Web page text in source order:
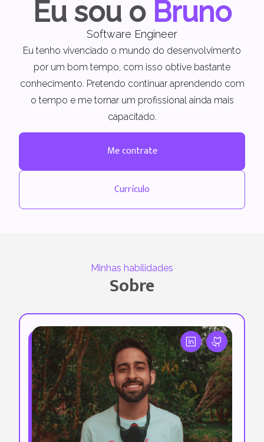
Eu sou o Bruno
Software Engineer
Eu tenho vivenciado o mundo do desenvolvimento
por um bom tempo, com isso obtive bastante
conhecimento. Pretendo continuar aprendendo com
o tempo e me tornar um profissional ainda mais
capacitado.
Me contrate
Currículo
Minhas habilidades
Sobre